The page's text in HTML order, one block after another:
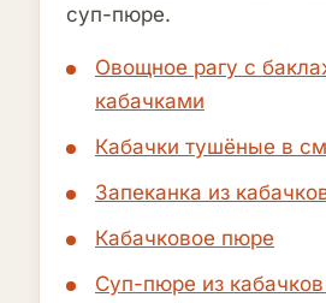
суп-пюре.
Овощное рагу с
кабачками
Кабачки тушёные в
Запеканка из
Кабачковое пюре
Суп-пюре из